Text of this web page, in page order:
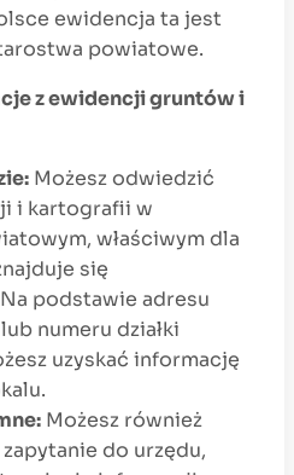
ewidencja ta jest
powiatowe.
z ewidencji gruntów i
Możesz odwiedzić
i kartografii w
właściwym dla
się
podstawie adresu
numeru działki
uzyskać informację
Możesz również
do urzędu,